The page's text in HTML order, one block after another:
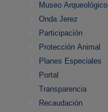
Museo Arqueológico
Onda Jerez
Participación
Protección Animal
Planes Especiales
Portal
Transparencia
Recaudación